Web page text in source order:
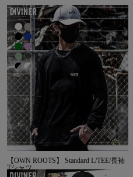
【OWN ROOTS】 Standard L/TEE/長袖
Tシャツ